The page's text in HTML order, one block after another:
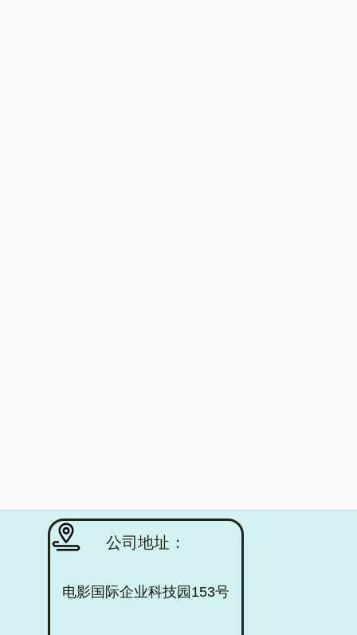
公司地址：
电影国际企业科技园153号